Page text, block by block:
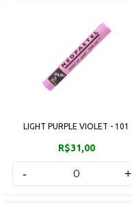
LIGHT PURPLE VIOLET - 101
R$31,00
- +